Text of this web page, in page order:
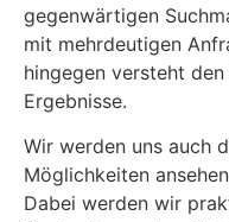
gegenwärtigen
mit mehrdeutigen
hingegen versteht
Ergebnisse.
Wir werden uns auch
Möglichkeiten
Dabei werden wir